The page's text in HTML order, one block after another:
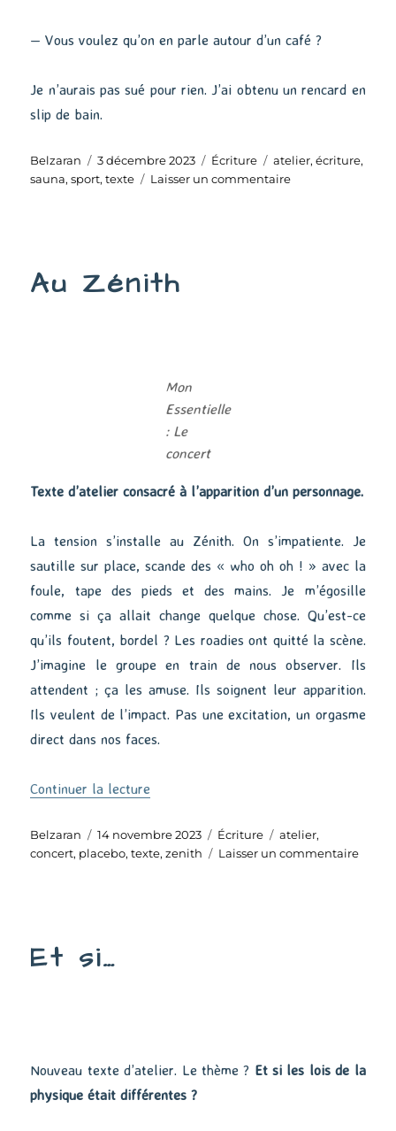
— Vous voulez qu’on en parle autour d’un café ?
Je n’aurais pas sué pour rien. J’ai obtenu un rencard en
slip de bain.
Auteur
Belzaran
Publié
le
3 décembre 2023 Catégories
Écriture Étiquettes
atelier,écriture,
sauna,sport,texte Laisser un commentairesur
Au Zénith
Mon
Essentielle
: Le
concert
Texte d’atelier consacré à l’apparition d’un personnage.
La tension s’installe au Zénith. On s’impatiente. Je
sautille sur place, scande des « who oh oh ! » avec la
foule, tape des pieds et des mains. Je m’égosille
comme si ça allait change quelque chose. Qu’est-ce
qu’ils foutent, bordel ? Les roadies ont quitté la scène.
J’imagine le groupe en train de nous observer. Ils
attendent ; ça les amuse. Ils soignent leur apparition.
Ils veulent de l’impact. Pas une excitation, un orgasme
direct dans nos faces.
Continuer la lecture
Auteur
Belzaran
Publié
le
14 novembre 2023 Catégories
Écriture Étiquettes
atelier,
concert, placebo,texte,zenith Laisser un commentairesur
Et si…
Nouveau texte d’atelier. Le thème ? Et si les lois de la
physique était différentes ?